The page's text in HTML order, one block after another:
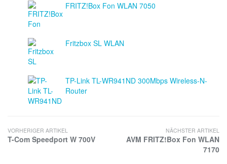
FRITZ!Box Fon WLAN 7050
Fritzbox SL WLAN
TP-Link TL-WR941ND 300Mbps Wireless-N-
Router
VORHERIGER ARTIKEL
T-Com Speedport W 700V
NÄCHSTER ARTIKEL
AVM FRITZ!Box Fon WLAN
7170